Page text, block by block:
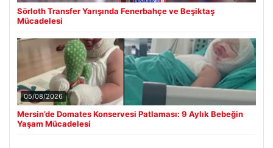
Sörloth Transfer Yarışında Fenerbahçe ve Beşiktaş
Mücadelesi
05/08/2026
Mersin’de Domates Konservesi Patlaması: 9 Aylık Bebeğin
Yaşam Mücadelesi